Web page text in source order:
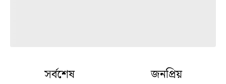
সর্বশেষ জনপ্রিয়